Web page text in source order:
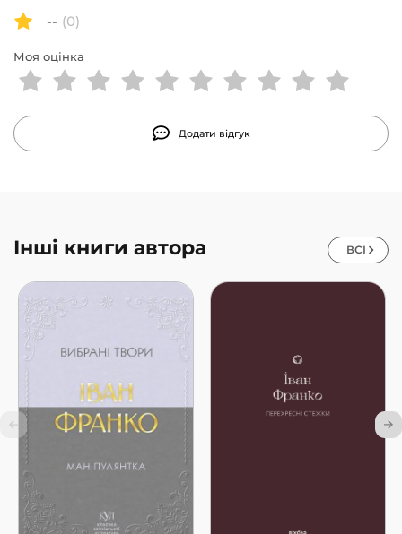
поезія; тверда обкладинка
Класика української літератури: Іван Франко Вибрана
поезія; тверда обкладинка
-- (0)
Моя оцінка
Додати відгук
Інші книги автора ВСІ